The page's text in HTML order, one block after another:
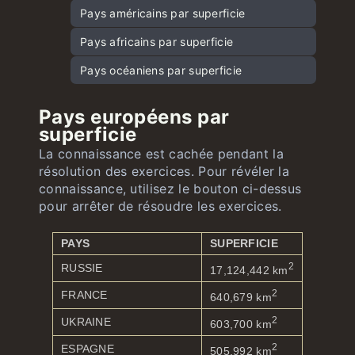
Capitales d’Afrique
Capitales d’Océanie
Drapeaux nord-américains et caribéens
Drapeaux sud-américains
Drapeaux océaniens
Pays américains par superficie
Pays africains par superficie
Pays océaniens par superficie
Pays européens par
superficie
La connaissance est cachée pendant la
résolution des exercices. Pour révéler la
connaissance, utilisez le bouton ci-dessus
pour arrêter de résoudre les exercices.
PAYS
SUPERFICIE
RUSSIE
17,124,442 km 2
FRANCE 640,679 km2
UKRAINE 603,700 km2
ESPAGNE 505,992 km2